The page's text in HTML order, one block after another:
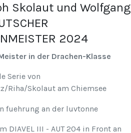
Skolaut und Wolfgang
2024
in der Drachen-Klasse
Serie von
Riha/Skolaut am Chiemsee
DIAVEL III - AUT 204 in Front an